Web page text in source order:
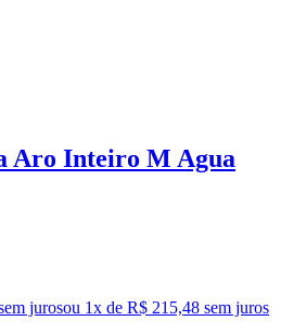
Aro Inteiro M Agua
jurosou 1x de R$ 215,48 sem juros